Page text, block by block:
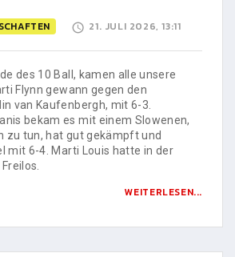
21. JULI 2026, 13:11
des 10 Ball, kamen alle unsere
Flynn gewann gegen den
van Kaufenbergh, mit 6-3.
bekam es mit einem Slowenen,
zu tun, hat gut gekämpft und
mit 6-4. Marti Louis hatte in der
WEITERLESEN...